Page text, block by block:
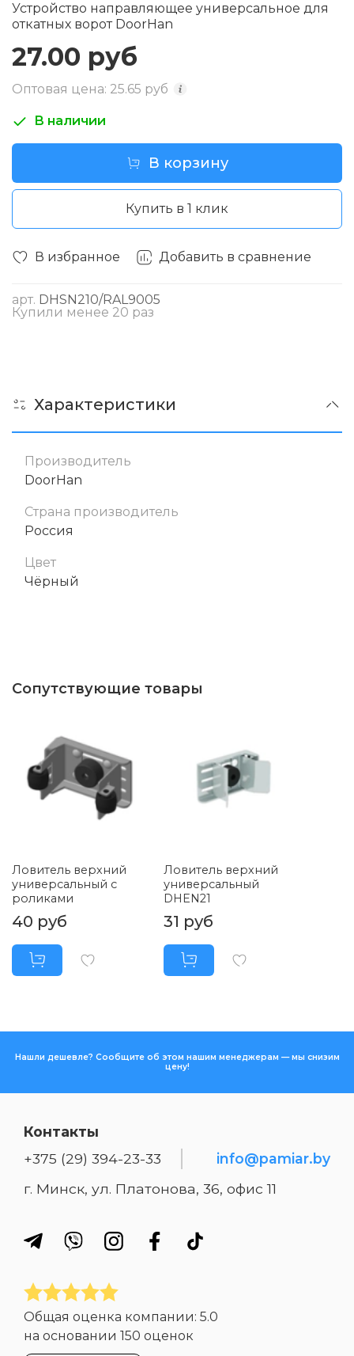
В избранное Добавить в сравнение
арт. DHSN210/RAL9005
Купили менее 20 раз
Устройство направляющее универсальное для
откатных ворот DoorHan
27.00 руб
Оптовая цена: 25.65 руб i
В наличии
В корзину
Купить в 1 клик
Характеристики
Производитель
DoorHan
Страна производитель
Россия
Цвет
Чёрный
Сопутствующие товары
Ловитель верхний
универсальный с
роликами
40 руб
Ловитель верхний
универсальный
DHEN21
31 руб
Нашли дешевле? Сообщите об этом нашим менеджерам — мы снизим
цену!
Контакты
+375 (29) 394-23-33
info@pamiar.by
г. Минск, ул. Платонова, 36, офис 11
Общая оценка компании: 5.0
на основании 150 оценок